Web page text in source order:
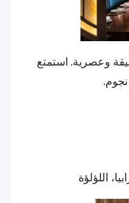
وعصرية. استمتع
اللؤلؤة